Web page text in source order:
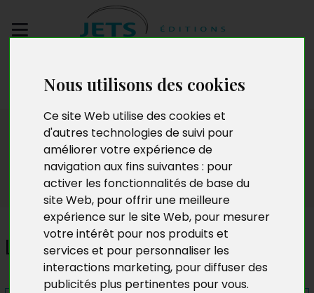
Nous utilisons des cookies
Ce site Web utilise des cookies et
d'autres technologies de suivi pour
améliorer votre expérience de
navigation aux fins suivantes : pour
activer les fonctionnalités de base du
site Web, pour offrir une meilleure
expérience sur le site Web, pour mesurer
votre intérêt pour nos produits et
services et pour personnaliser les
interactions marketing, pour diffuser des
publicités plus pertinentes pour vous.
manuscrit
Presse
Les Homérides